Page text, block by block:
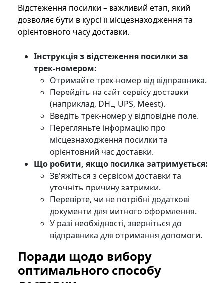
Відстеження посилки – важливий етап, який
дозволяє бути в курсі її місцезнаходження та
орієнтовного часу доставки.
Інструкція з відстеження посилки за
трек-номером:
Отримайте трек-номер від відправника.
Перейдіть на сайт сервісу доставки
(наприклад, DHL, UPS, Meest).
Введіть трек-номер у відповідне поле.
Перегляньте інформацію про
місцезнаходження посилки та
орієнтовний час доставки.
Що робити, якщо посилка затримується:
Зв'яжіться з сервісом доставки та
уточніть причину затримки.
Перевірте, чи не потрібні додаткові
документи для митного оформлення.
У разі необхідності, зверніться до
відправника для отримання допомоги.
Поради щодо вибору
оптимального способу